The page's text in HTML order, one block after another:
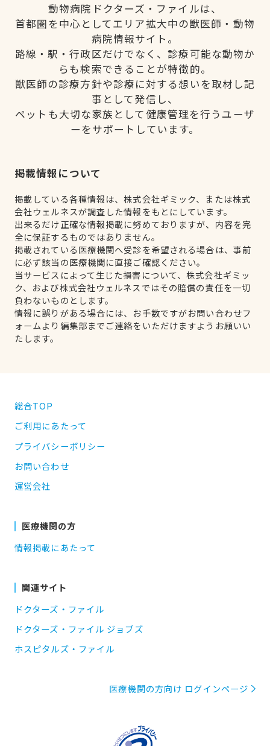
動物病院ドクターズ・ファイルは、
首都圏を中心としてエリア拡大中の獣医師・動物
病院情報サイト。
路線・駅・行政区だけでなく、診療可能な動物か
らも検索できることが特徴的。
獣医師の診療方針や診療に対する想いを取材し記
事として発信し、
ペットも大切な家族として健康管理を行うユーザ
ーをサポートしています。
掲載情報について
掲載している各種情報は、株式会社ギミック、または株式
会社ウェルネスが調査した情報をもとにしています。
出来るだけ正確な情報掲載に努めておりますが、内容を完
全に保証するものではありません。
掲載されている医療機関へ受診を希望される場合は、事前
に必ず該当の医療機関に直接ご確認ください。
当サービスによって生じた損害について、株式会社ギミッ
ク、および株式会社ウェルネスではその賠償の責任を一切
負わないものとします。
情報に誤りがある場合には、お手数ですがお問い合わせフ
ォームより編集部までご連絡をいただけますようお願いい
たします。
総合TOP
ご利用にあたって
プライバシーポリシー
お問い合わせ
運営会社
医療機関の方
情報掲載にあたって
関連サイト
ドクターズ・ファイル
ドクターズ・ファイル ジョブズ
ホスピタルズ・ファイル
医療機関の方向け ログインページ